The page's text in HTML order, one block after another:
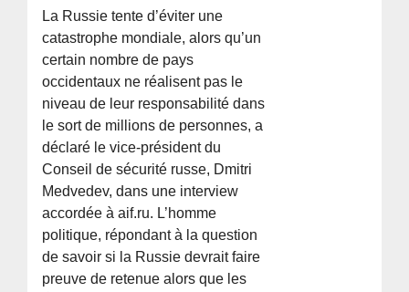
La Russie tente d’éviter une
catastrophe mondiale, alors qu’un
certain nombre de pays
occidentaux ne réalisent pas le
niveau de leur responsabilité dans
le sort de millions de personnes, a
déclaré le vice-président du
Conseil de sécurité russe, Dmitri
Medvedev, dans une interview
accordée à aif.ru. L’homme
politique, répondant à la question
de savoir si la Russie devrait faire
preuve de retenue alors que les